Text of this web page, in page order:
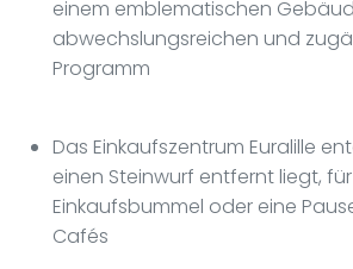
einem emblematischen
abwechslungsreichen und
Programm
Das Einkaufszentrum Euralille
einen Steinwurf entfernt liegt,
Einkaufsbummel oder eine
Cafés